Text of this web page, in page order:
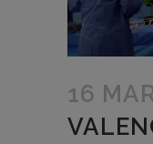
16